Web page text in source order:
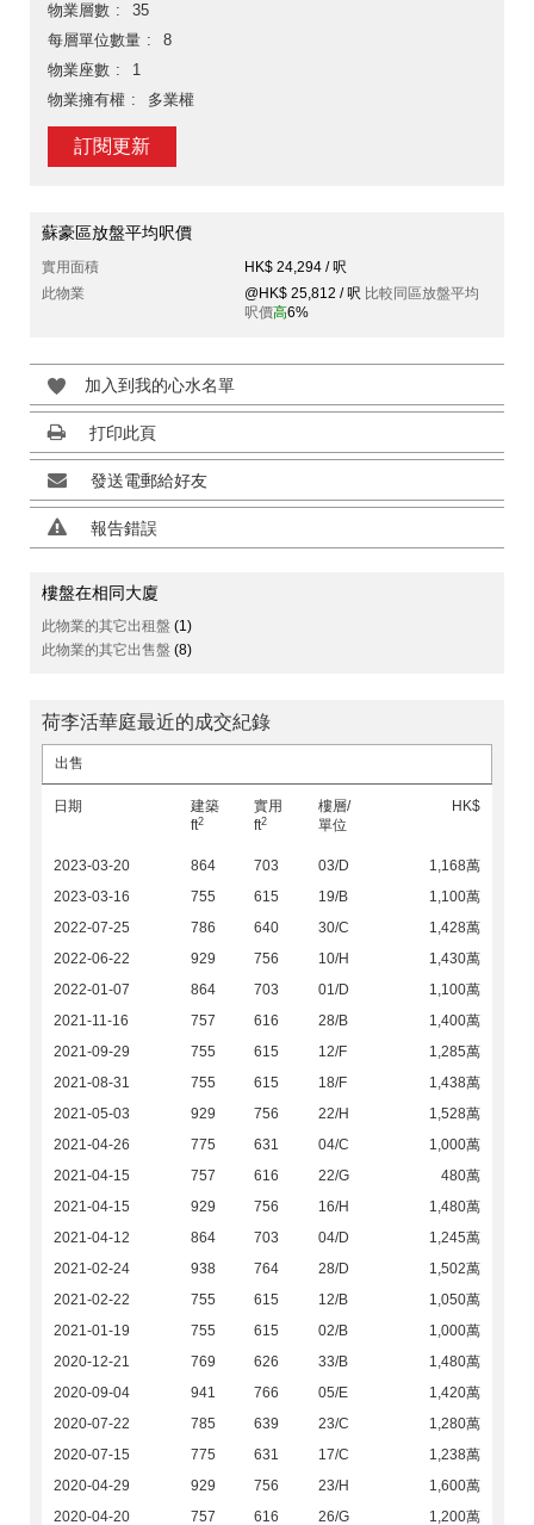
物業層數
35
每層單位數量
8
物業座數
1
物業擁有權
多業權
訂閱更新
蘇豪區放盤平均呎價
實用面積
HK$ 24,294 / 呎
此物業
@HK$ 25,812 / 呎 比較同區放盤平均
呎價高6%
加入到我的心水名單
打印此頁
發送電郵給好友
報告錯誤
樓盤在相同大廈
此物業的其它出租盤 (1)
此物業的其它出售盤 (8)
荷李活華庭最近的成交紀錄
出售
日期
建築
ft2
實用
ft2
樓層/
單位
HK$
2023-03-20 864 703 03/D
1,168萬
2023-03-16
755 615 19/B
1,100萬
2022-07-25
786 640 30/C
1,428萬
2022-06-22
929 756 10/H
1,430萬
2022-01-07
864 703 01/D
1,100萬
2021-11-16
757 616 28/B
1,400萬
2021-09-29
755 615 12/F
1,285萬
2021-08-31
755 615 18/F
1,438萬
2021-05-03
929 756 22/H
1,528萬
2021-04-26
775 631 04/C
1,000萬
2021-04-15
757 616 22/G
480萬
2021-04-15
929 756 16/H
1,480萬
2021-04-12
864 703 04/D
1,245萬
2021-02-24
938 764 28/D
1,502萬
2021-02-22
755 615 12/B
1,050萬
2021-01-19
755 615 02/B
1,000萬
2020-12-21
769 626 33/B
1,480萬
2020-09-04
941 766 05/E
1,420萬
2020-07-22
785 639 23/C
1,280萬
2020-07-15
775 631 17/C
1,238萬
2020-04-29
929 756 23/H
1,600萬
2020-04-20
757 616 26/G 1,200萬